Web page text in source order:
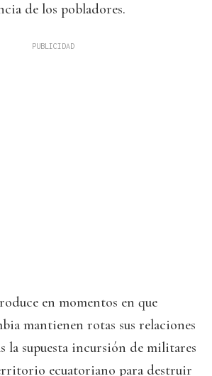
de los pobladores.
en momentos en que
mantienen rotas sus relaciones
la supuesta incursión de militares
ecuatoriano para destruir